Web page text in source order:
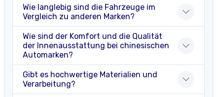
Wie langlebig sind die Fahrzeuge im
Vergleich zu anderen Marken?
Wie sind der Komfort und die Qualität
der Innenausstattung bei chinesischen
Automarken?
Gibt es hochwertige Materialien und
Verarbeitung?